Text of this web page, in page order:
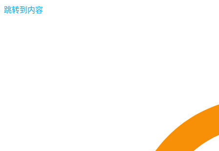
跳转到内容